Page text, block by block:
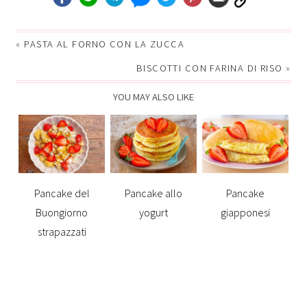
« PASTA AL FORNO CON LA ZUCCA
BISCOTTI CON FARINA DI RISO »
YOU MAY ALSO LIKE
Pancake del
Buongiorno
strapazzati
Pancake allo
yogurt
Pancake
giapponesi